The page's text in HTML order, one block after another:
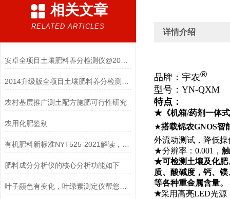
相关文章
RELATED ARTICLES
安卓全项目土壤肥料养分检测仪@2021检测仪器仪表
农村基层推广测土配方施肥可行性研究
农用化肥鉴别
肥料成分分析仪的核心分析功能如下
详情介绍
品牌：宇农®
型号：YN-QXM
特点：
★《机箱/药剂一体
★搭载锦农GNOS智
外流动测试，降低
★分辨率： 0.001 ，
★可检测土壤及化肥
质、酸碱度，钙、
等各种重金属含量。
★采用高亮LED光源